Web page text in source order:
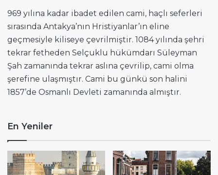
969 yılına kadar ibadet edilen cami, haçlı seferleri
sırasında Antakya’nın Hristiyanlar’ın eline
geçmesiyle kiliseye çevrilmiştir. 1084 yılında şehri
tekrar fetheden Selçuklu hükümdarı Süleyman
Şah zamanında tekrar aslına çevrilip, cami olma
şerefine ulaşmıştır. Cami bu günkü son halini
1857’de Osmanlı Devleti zamanında almıştır.
En Yeniler